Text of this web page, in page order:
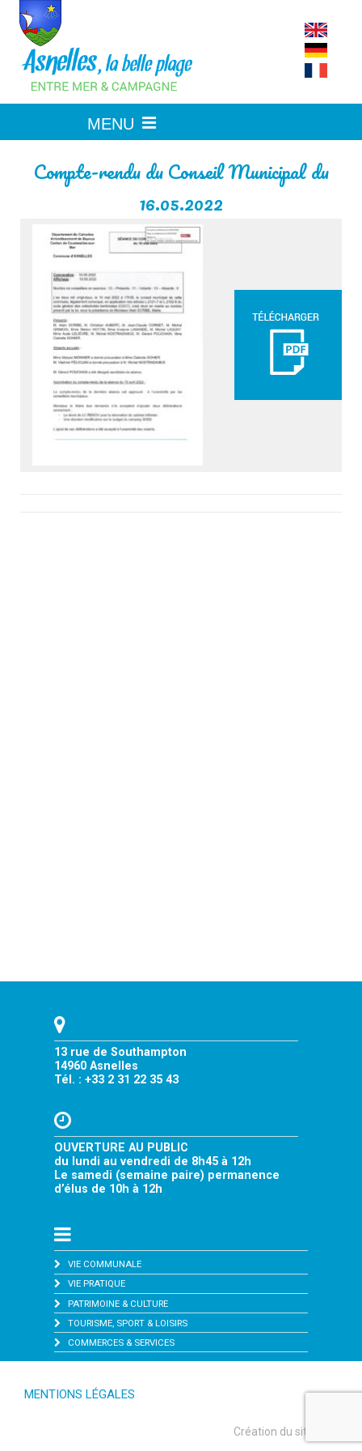
content
Compte-rendu du Conseil Municipal du
16.05.2022
13 rue de Southampton
14960 Asnelles
Tél. : +33 2 31 22 35 43
OUVERTURE AU PUBLIC
du lundi au vendredi de 8h45 à 12h
Le samedi (semaine paire) permanence
d’élus de 10h à 12h
VIE COMMUNALE
VIE PRATIQUE
PATRIMOINE & CULTURE
TOURISME, SPORT & LOISIRS
COMMERCES & SERVICES
MENTIONS LÉGALES
Création du site :